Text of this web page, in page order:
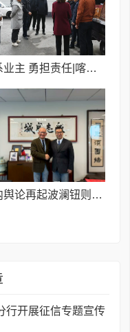
心系业主 勇担责任|喀什汇城房产紧急垫付20万元电力抢修资金守护民生温暖
岛内舆论再起波澜钮则坚发声力挺萧旭岑并呼吁深化两岸交流
行开展征信专题宣传